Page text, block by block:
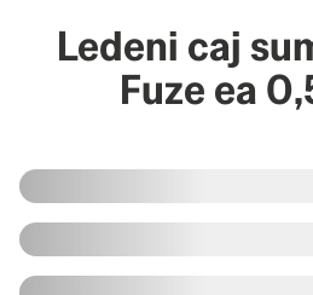
Ledeni caj
Fuze ea